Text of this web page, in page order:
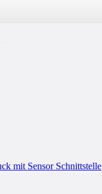
mit Sensor Schnittstelle